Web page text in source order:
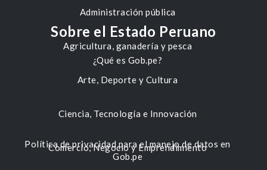
Administración pública
Agricultura, ganadería y pesca
Arte, Deporte y Cultura
Ciencia, Tecnología e Innovación
Comercio, Negocio y Emprendimiento
Sobre el Estado Peruano
¿Qué es Gob.pe?
Política de privacidad para el manejo de datos en
Gob.pe